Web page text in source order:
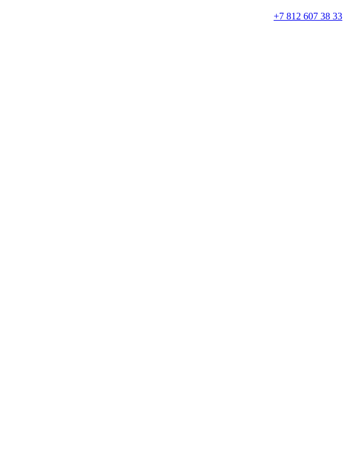
+7 812 607 38 33